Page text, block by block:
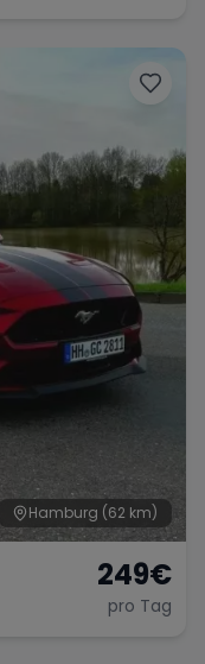
Hamburg (62 km)
249€
pro Tag